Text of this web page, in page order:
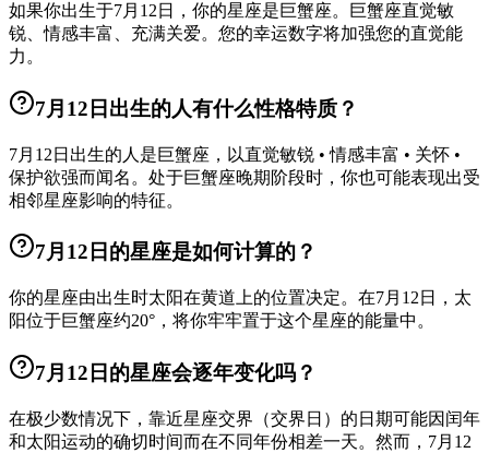
如果你出生于7月12日，你的星座是巨蟹座。巨蟹座直觉敏
锐、情感丰富、充满关爱。您的幸运数字将加强您的直觉能
力。
7月12日出生的人有什么性格特质？
7月12日出生的人是巨蟹座，以直觉敏锐 • 情感丰富 • 关怀 •
保护欲强而闻名。处于巨蟹座晚期阶段时，你也可能表现出受
相邻星座影响的特征。
7月12日的星座是如何计算的？
你的星座由出生时太阳在黄道上的位置决定。在7月12日，太
阳位于巨蟹座约20°，将你牢牢置于这个星座的能量中。
7月12日的星座会逐年变化吗？
在极少数情况下，靠近星座交界（交界日）的日期可能因闰年
和太阳运动的确切时间而在不同年份相差一天。然而，7月12